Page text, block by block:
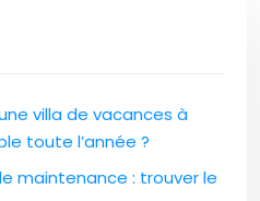
villa de vacances à
toute l’année ?
maintenance : trouver le